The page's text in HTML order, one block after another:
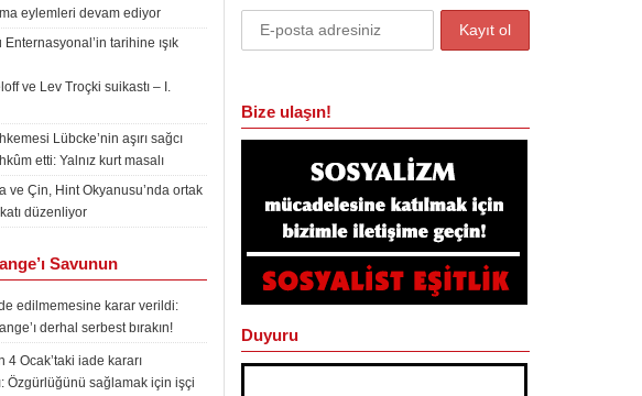
eylemleri devam ediyor
Enternasyonal’in tarihine ışık
ve Lev Troçki suikastı – I.
Lübcke’nin aşırı sağcı
etti: Yalnız kurt masalı
ve Çin, Hint Okyanusu’nda ortak
düzenliyor
Savunun
edilmemesine karar verildi:
derhal serbest bırakın!
4 Ocak’taki iade kararı
Özgürlüğünü sağlamak için işçi
Bize ulaşın!
Duyuru